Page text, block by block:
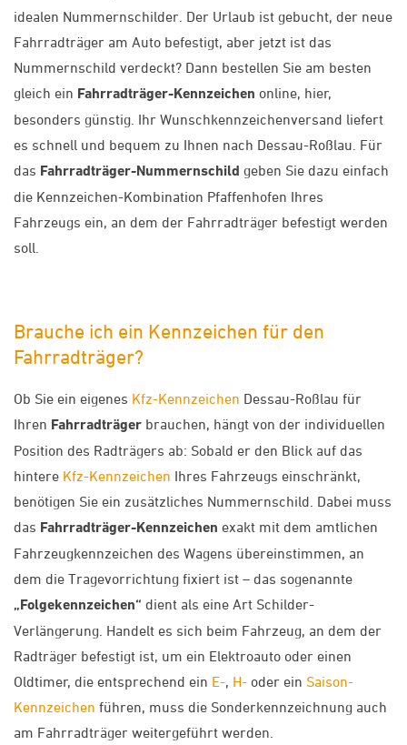
idealen Nummernschilder. Der Urlaub ist gebucht, der neue
Fahrradträger am Auto befestigt, aber jetzt ist das
Nummernschild verdeckt? Dann bestellen Sie am besten
gleich ein Fahrradträger-Kennzeichen online, hier,
besonders günstig. Ihr Wunschkennzeichenversand liefert
es schnell und bequem zu Ihnen nach Dessau-Roßlau. Für
das Fahrradträger-Nummernschild geben Sie dazu einfach
die Kennzeichen-Kombination Pfaffenhofen Ihres
Fahrzeugs ein, an dem der Fahrradträger befestigt werden
soll.
Brauche ich ein Kennzeichen für den
Fahrradträger?
Ob Sie ein eigenes Kfz-Kennzeichen Dessau-Roßlau für
Ihren Fahrradträger brauchen, hängt von der individuellen
Position des Radträgers ab: Sobald er den Blick auf das
hintere Kfz-Kennzeichen Ihres Fahrzeugs einschränkt,
benötigen Sie ein zusätzliches Nummernschild. Dabei muss
das Fahrradträger-Kennzeichen exakt mit dem amtlichen
Fahrzeugkennzeichen des Wagens übereinstimmen, an
dem die Tragevorrichtung fixiert ist – das sogenannte
„Folgekennzeichen“ dient als eine Art Schilder-
Verlängerung. Handelt es sich beim Fahrzeug, an dem der
Radträger befestigt ist, um ein Elektroauto oder einen
Oldtimer, die entsprechend ein E-, H- oder ein Saison-
Kennzeichen führen, muss die Sonderkennzeichnung auch
am Fahrradträger weitergeführt werden.